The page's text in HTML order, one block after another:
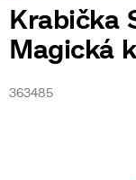
Krabička
Magická
363485